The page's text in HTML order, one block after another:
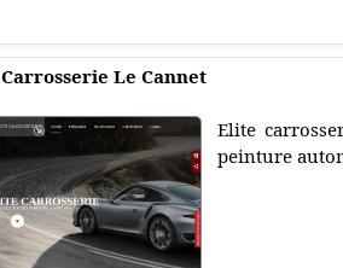
Carrosserie Le Cannet
Elite
peinture